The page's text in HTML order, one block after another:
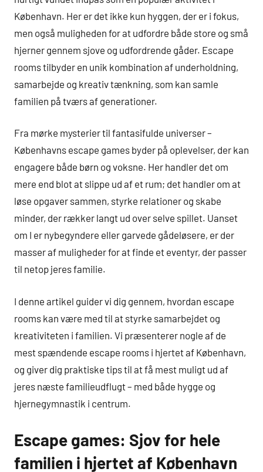
København. Her er det ikke kun hyggen, der er i fokus,
men også muligheden for at udfordre både store og små
hjerner gennem sjove og udfordrende gåder. Escape
rooms tilbyder en unik kombination af underholdning,
samarbejde og kreativ tænkning, som kan samle
familien på tværs af generationer.
Fra mørke mysterier til fantasifulde universer –
Københavns escape games byder på oplevelser, der kan
engagere både børn og voksne. Her handler det om
mere end blot at slippe ud af et rum; det handler om at
løse opgaver sammen, styrke relationer og skabe
minder, der rækker langt ud over selve spillet. Uanset
om I er nybegyndere eller garvede gådeløsere, er der
masser af muligheder for at finde et eventyr, der passer
til netop jeres familie.
I denne artikel guider vi dig gennem, hvordan escape
rooms kan være med til at styrke samarbejdet og
kreativiteten i familien. Vi præsenterer nogle af de
mest spændende escape rooms i hjertet af København,
og giver dig praktiske tips til at få mest muligt ud af
jeres næste familieudflugt – med både hygge og
hjernegymnastik i centrum.
Escape games: Sjov for hele
familien i hjertet af København